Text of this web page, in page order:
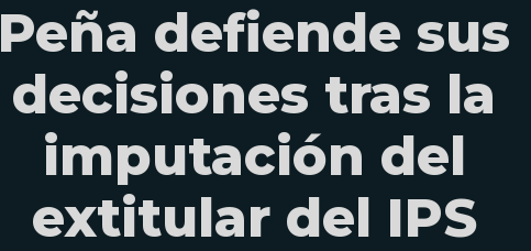
Peña defiende sus
decisiones tras la
imputación del
extitular del IPS